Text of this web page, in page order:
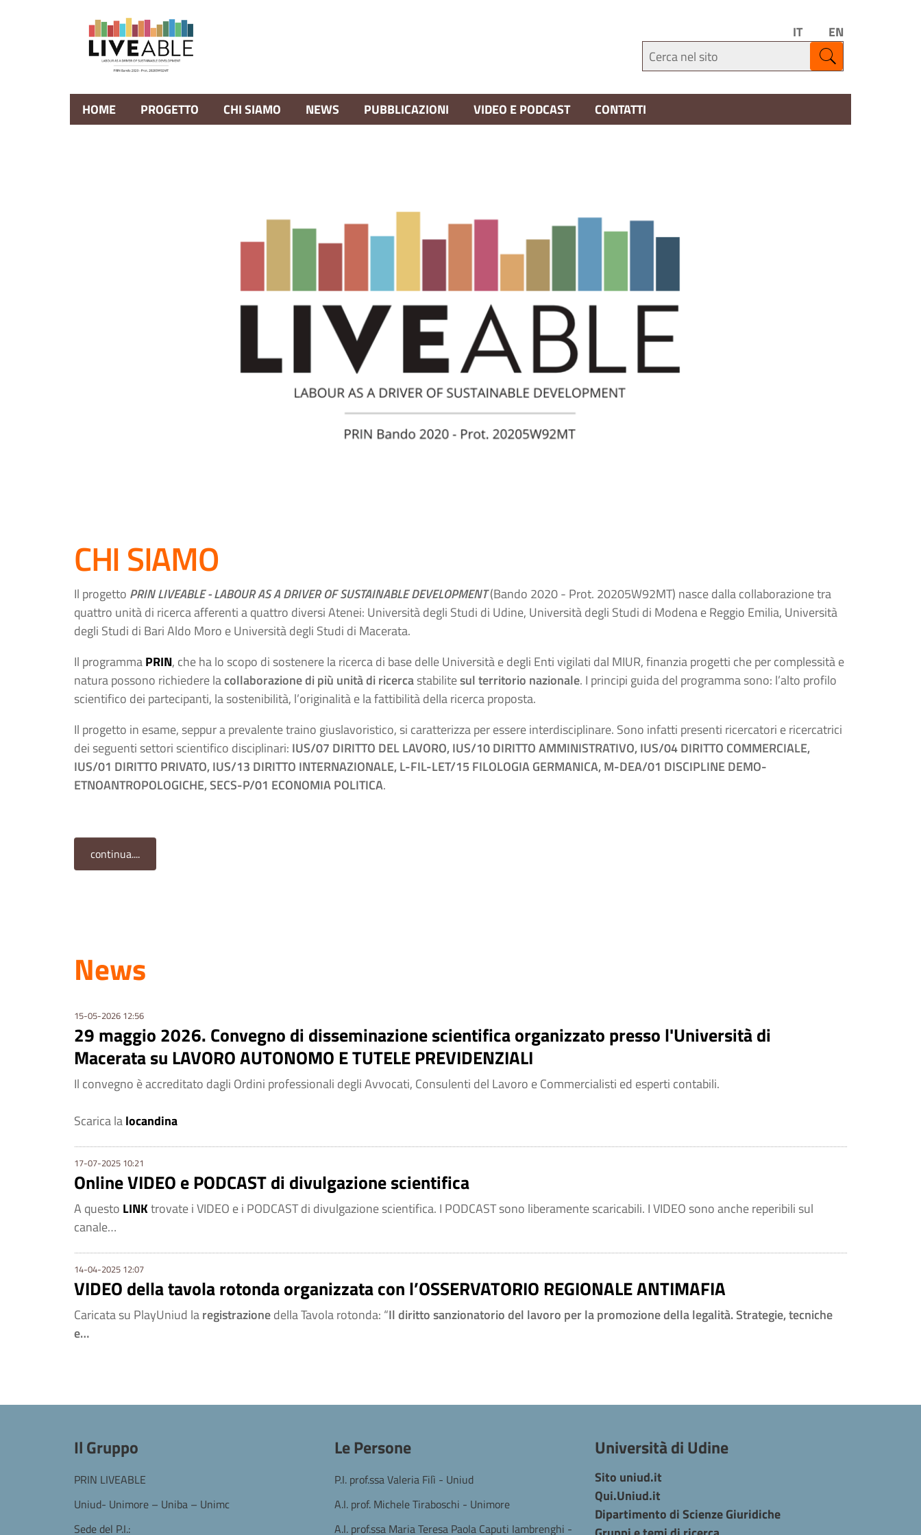
IT
EN
HOME PROGETTO CHI SIAMO NEWS PUBBLICAZIONI VIDEO E PODCAST CONTATTI
CHI SIAMO
Il progetto PRIN LIVEABLE - LABOUR AS A DRIVER OF SUSTAINABLE DEVELOPMENT(Bando 2020 - Prot. 20205W92MT) nasce dalla collaborazione tra
quattro unità di ricerca afferenti a quattro diversi Atenei: Università degli Studi di Udine, Università degli Studi di Modena e Reggio Emilia, Università
degli Studi di Bari Aldo Moro e Università degli Studi di Macerata.
Il programmaPRIN, che ha lo scopo di sostenere la ricerca di base delle Università e degli Enti vigilati dal MIUR, finanzia progetti che per complessità e
natura possono richiedere lacollaborazione di più unità di ricercastabilitesul territorio nazionale. I principi guida del programma sono: l’alto profilo
scientifico dei partecipanti, la sostenibilità, l’originalità e la fattibilità della ricerca proposta.
Il progetto in esame, seppur a prevalente traino giuslavoristico, si caratterizza per essere interdisciplinare. Sono infatti presenti ricercatori e ricercatrici
dei seguenti settori scientifico disciplinari: IUS/07 DIRITTO DEL LAVORO, IUS/10 DIRITTO AMMINISTRATIVO, IUS/04 DIRITTO COMMERCIALE,
IUS/01 DIRITTO PRIVATO, IUS/13 DIRITTO INTERNAZIONALE, L-FIL-LET/15 FILOLOGIA GERMANICA, M-DEA/01 DISCIPLINE DEMO-
ETNOANTROPOLOGICHE, SECS-P/01 ECONOMIA POLITICA.
continua....
News
15-05-2026 12:56
29 maggio 2026. Convegno di disseminazione scientifica organizzato presso l'Università di
Macerata su LAVORO AUTONOMO E TUTELE PREVIDENZIALI
Il convegno è accreditato dagli Ordini professionali degli Avvocati, Consulenti del Lavoro e Commercialisti ed esperti contabili.
Scarica lalocandina
17-07-2025 10:21
Online VIDEO e PODCAST di divulgazione scientifica
A questo LINKtrovate i VIDEO e i PODCAST di divulgazione scientifica. I PODCAST sono liberamente scaricabili. I VIDEO sono anche reperibili sul
canale…
14-04-2025 12:07
VIDEO della tavola rotonda organizzata con l’OSSERVATORIO REGIONALE ANTIMAFIA
Caricata su PlayUniud laregistrazionedella Tavola rotonda: “Il diritto sanzionatorio del lavoro per la promozione della legalità. Strategie, tecniche
e…
Il Gruppo
PRIN LIVEABLE
Uniud- Unimore – Uniba – Unimc
Sede del P.I.:
Le Persone
P.I. prof.ssa Valeria Filì - Uniud
A.I. prof. Michele Tiraboschi - Unimore
A.I. prof.ssa Maria Teresa Paola Caputi Iambrenghi -
Università di Udine
Sito uniud.it
Qui.Uniud.it
Dipartimento di Scienze Giuridiche